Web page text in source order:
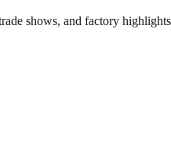
shows, and factory